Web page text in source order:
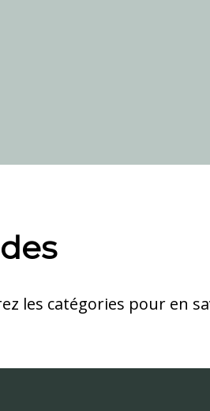
les catégories pour en